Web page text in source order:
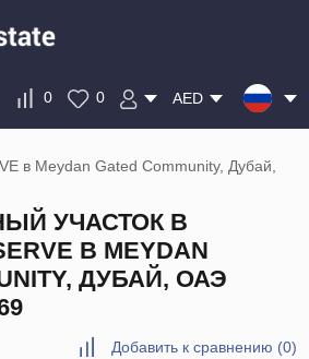
0 0 AED
в Meydan Gated Community, Дубай,
УЧАСТОК В
В MEYDAN
ДУБАЙ, ОАЭ
Добавить к сравнению (0)